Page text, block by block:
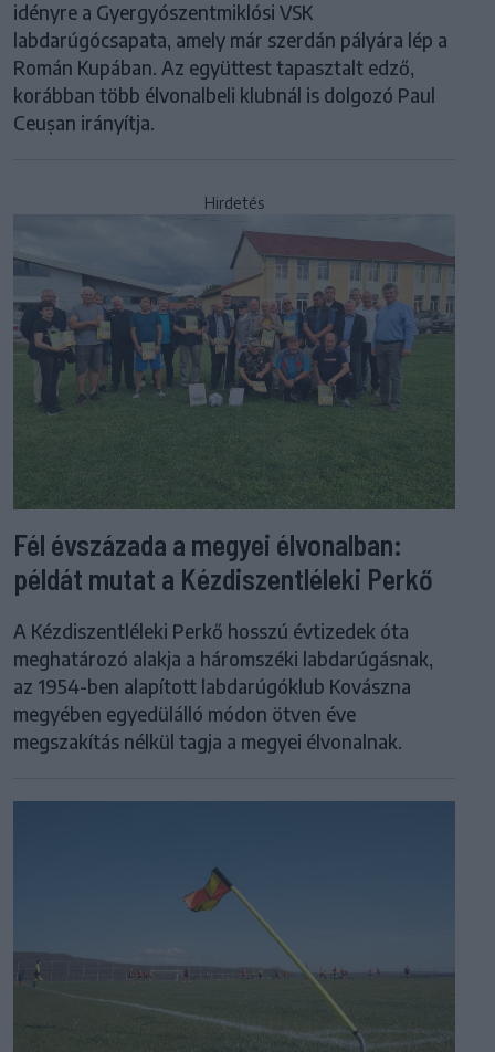
idényre a Gyergyószentmiklósi VSK
labdarúgócsapata, amely már szerdán pályára lép a
Román Kupában. Az együttest tapasztalt edző,
korábban több élvonalbeli klubnál is dolgozó Paul
Ceușan irányítja.
Hirdetés
Fél évszázada a megyei élvonalban:
példát mutat a Kézdiszentléleki Perkő
A Kézdiszentléleki Perkő hosszú évtizedek óta
meghatározó alakja a háromszéki labdarúgásnak,
az 1954-ben alapított labdarúgóklub Kovászna
megyében egyedülálló módon ötven éve
megszakítás nélkül tagja a megyei élvonalnak.